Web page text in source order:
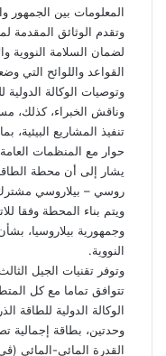
المعلومات بين الجمهور
وتقدم الوثائق المقدمة
لضمان السلامة النووية
القواعد واللوائح التي
وتوصيات الوكالة الدولية
وناقش الخبراء، كذلك،
تنفيذ المشاريع البيئية،
حوار مع المنظمات
يشار إلى أن محطة
روسي – بيلاروسي
ويتم بناء المحطة وفقا
وجمهورية بيلاروسيا،
النووية.
وتوفر تقنيات الجيل
تتوافق تماما مع كل
الوكالة الدولية للطاقة
القدرة المائي-المائي